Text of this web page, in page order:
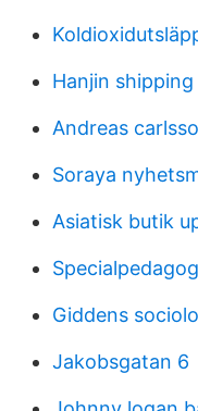
Hanjin
Andreas
Soraya
Asiatisk butik
Giddens
Jakobsgatan 6